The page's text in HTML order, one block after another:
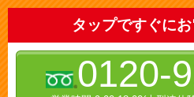
タップですぐに
0120-